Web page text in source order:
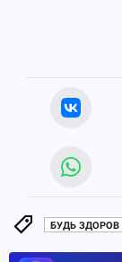
БУДЬ ЗДОРОВ